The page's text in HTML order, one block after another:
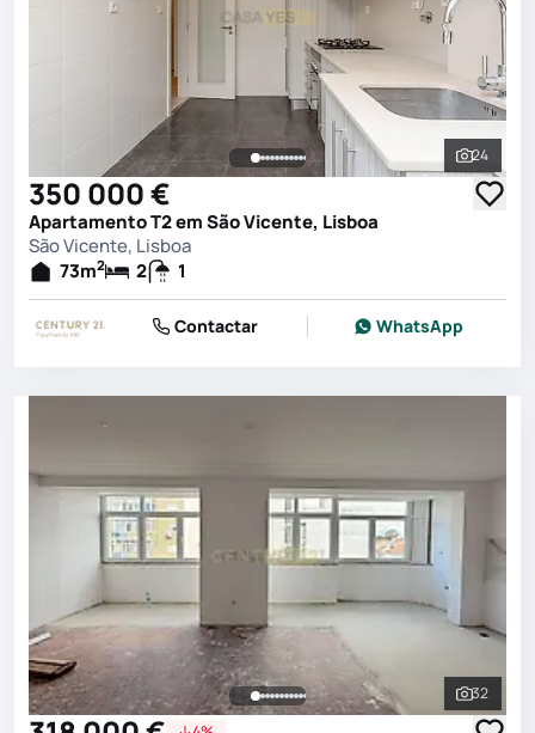
Ver
24
350 000 €
Apartamento T2 em São Vicente, Lisboa
São Vicente, Lisboa
73m2 2 1
Contactar WhatsApp
Ver
32